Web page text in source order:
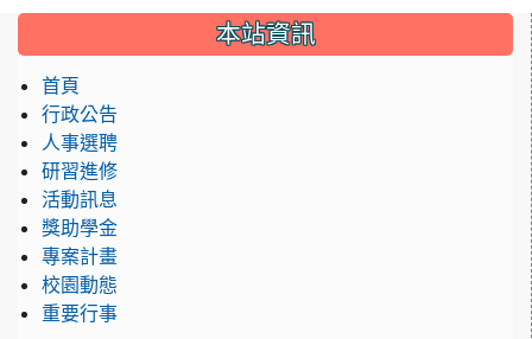
::: 本站資訊
首頁
行政公告
人事選聘
研習進修
活動訊息
獎助學金
專案計畫
校園動態
重要行事